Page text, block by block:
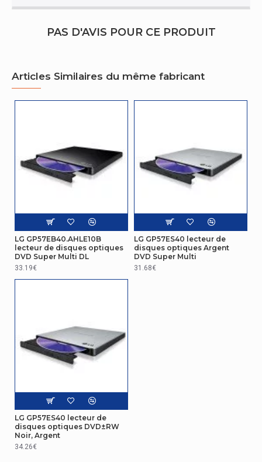
d'accès aléatoire
140 ms
Vitesse de lecture
des DVD+R
8x
Vitesse de lecture
Vitesse de lecture
des DVD+R
Double couche
Vitesse de lecture
des DVD+RW
Vitesse de lecture
des CD-R
Vitesse de lecture
Vitesse de lecture
des DVD-RAM
5x
Vitesse de lecture
des DVD-ROM
PAS D'AVIS POUR CE PRODUIT
Articles Similaires du même fabricant
LG GP57EB40.AHLE10B
lecteur de disques optiques
DVD Super Multi DL
33.19€
LG GP57ES40 lecteur de
disques optiques Argent
DVD Super Multi
31.68€
LG GP57ES40 lecteur de
disques optiques DVD±RW
Noir, Argent
34.26€